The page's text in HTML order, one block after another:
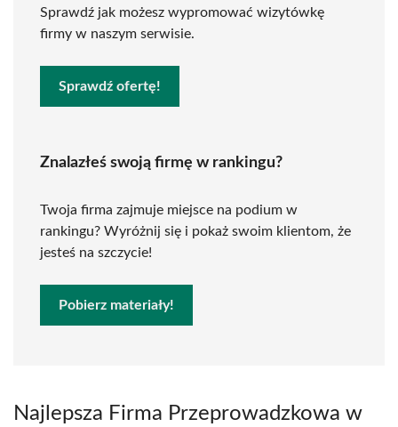
Sprawdź jak możesz wypromować wizytówkę
firmy w naszym serwisie.
Sprawdź ofertę!
Znalazłeś swoją firmę w rankingu?
Twoja firma zajmuje miejsce na podium w
rankingu? Wyróżnij się i pokaż swoim klientom, że
jesteś na szczycie!
Pobierz materiały!
Najlepsza Firma Przeprowadzkowa w